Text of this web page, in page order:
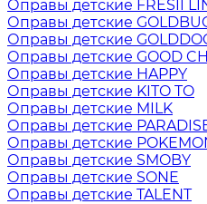
Оправы детские FRESII
Оправы детские
Оправы детские
Оправы детские GOOD
Оправы детские HAPPY
Оправы детские KITO TO
Оправы детские MILK
Оправы детские
Оправы детские
Оправы детские SMOBY
Оправы детские SONE
Оправы детские TALENT